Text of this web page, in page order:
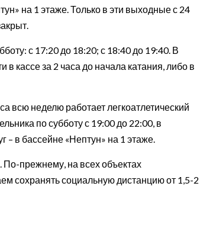
на 1 этаже. Только в эти выходные с 24
с 17:20 до 18:20; с 18:40 до 19:40. В
кассе за 2 часа до начала катания, либо в
всю неделю работает легкоатлетический
по субботу с 19:00 до 22:00, в
– в бассейне «Нептун» на 1 этаже.
По-прежнему, на всех объектах
сохранять социальную дистанцию от 1,5-2